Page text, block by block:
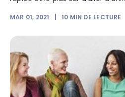
MAR 01, 2021 |10 MIN DE LECTURE